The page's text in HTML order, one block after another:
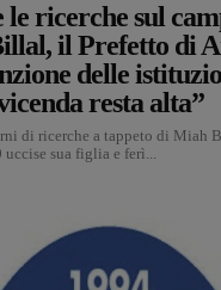
le ricerche sul
il Prefetto di
delle
resta alta”
di ricerche a tappeto di Miah
uccise sua figlia e ferì...